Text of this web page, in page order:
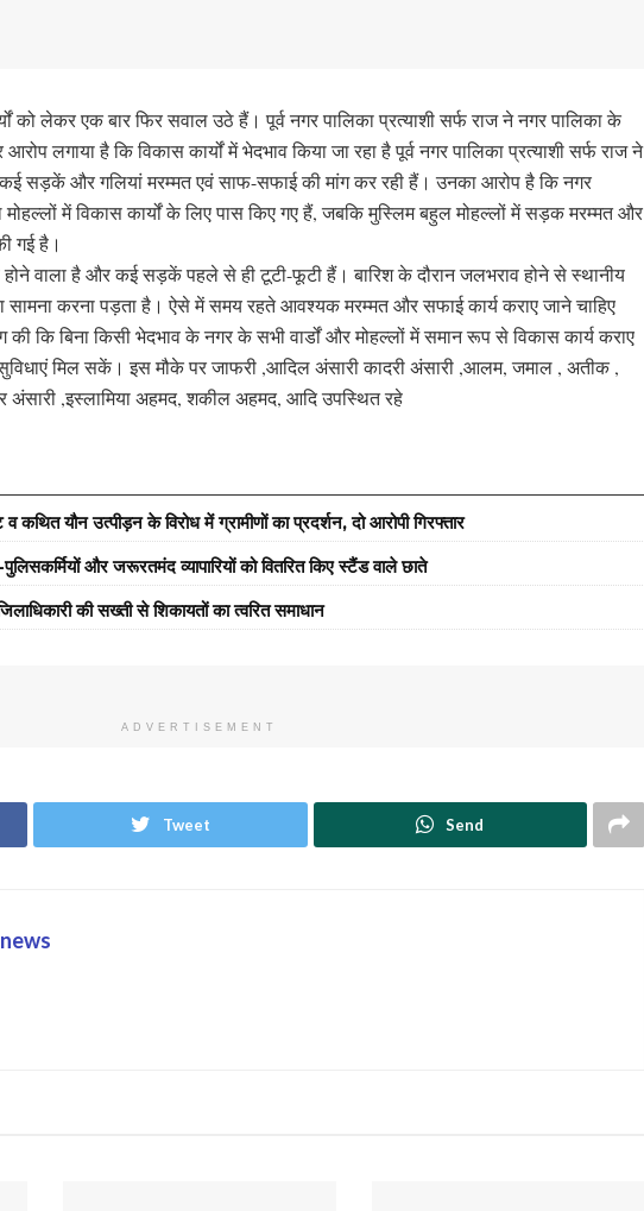
को लेकर एक बार फिर सवाल उठे हैं। पूर्व नगर पालिका प्रत्याशी सर्फ राज ने नगर पालिका के
लगाया है कि विकास कार्यों में भेदभाव किया जा रहा है पूर्व नगर पालिका प्रत्याशी सर्फ राज ने
कई सड़कें और गलियां मरम्मत एवं साफ-सफाई की मांग कर रही हैं। उनका आरोप है कि नगर
मोहल्लों में विकास कार्यों के लिए पास किए गए हैं, जबकि मुस्लिम बहुल मोहल्लों में सड़क मरम्मत और
गई है।
वाला है और कई सड़कें पहले से ही टूटी-फूटी हैं। बारिश के दौरान जलभराव होने से स्थानीय
सामना करना पड़ता है। ऐसे में समय रहते आवश्यक मरम्मत और सफाई कार्य कराए जाने चाहिए
की कि बिना किसी भेदभाव के नगर के सभी वार्डों और मोहल्लों में समान रूप से विकास कार्य कराए
मिल सकें। इस मौके पर जाफरी ,आदिल अंसारी कादरी अंसारी ,आलम, जमाल , अतीक ,
अंसारी ,इस्लामिया अहमद, शकील अहमद, आदि उपस्थित रहे
कथित यौन उत्पीड़न के विरोध में ग्रामीणों का प्रदर्शन, दो आरोपी गिरफ्तार
और जरूरतमंद व्यापारियों को वितरित किए स्टैंड वाले छाते
की सख्ती से शिकायतों का त्वरित समाधान
ADVERTISEMENT
Tweet Send